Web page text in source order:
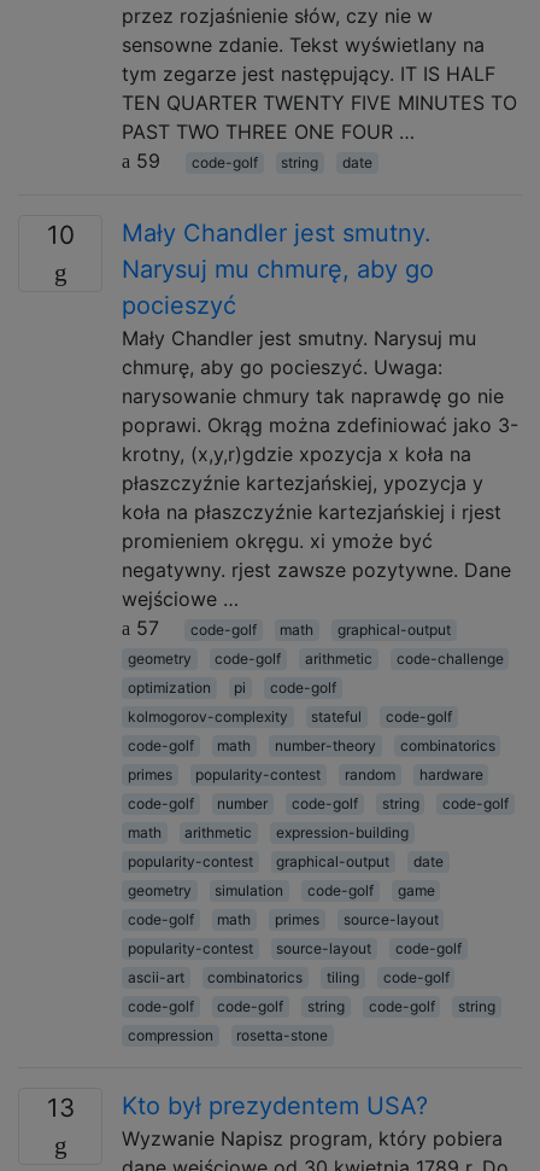
przez rozjaśnienie słów, czy nie w
sensowne zdanie. Tekst wyświetlany na
tym zegarze jest następujący. IT IS HALF
TEN QUARTER TWENTY FIVE MINUTES TO
PAST TWO THREE ONE FOUR …
59
code-golf string date
10
Mały Chandler jest smutny.
Narysuj mu chmurę, aby go
pocieszyć
Mały Chandler jest smutny. Narysuj mu
chmurę, aby go pocieszyć. Uwaga:
narysowanie chmury tak naprawdę go nie
poprawi. Okrąg można zdefiniować jako 3-
krotny, (x,y,r)gdzie xpozycja x koła na
płaszczyźnie kartezjańskiej, ypozycja y
koła na płaszczyźnie kartezjańskiej i rjest
promieniem okręgu. xi ymoże być
negatywny. rjest zawsze pozytywne. Dane
wejściowe …
57
code-golf math
graphical-output
geometry
code-golf arithmetic
code-challenge
optimization
pi
code-golf
kolmogorov-complexity
stateful
code-golf
code-golf
math number-theory
combinatorics
primes
popularity-contest random
hardware
code-golf
number code-golf string
code-golf
math
arithmetic
expression-building
popularity-contest
graphical-output
date
geometry
simulation code-golf
game
code-golf
math primes
source-layout
popularity-contest
source-layout
code-golf
ascii-art
combinatorics tiling
code-golf
code-golf
code-golf string code-golf
string
compression
rosetta-stone
13 Kto był prezydentem USA?
Wyzwanie Napisz program, który pobiera